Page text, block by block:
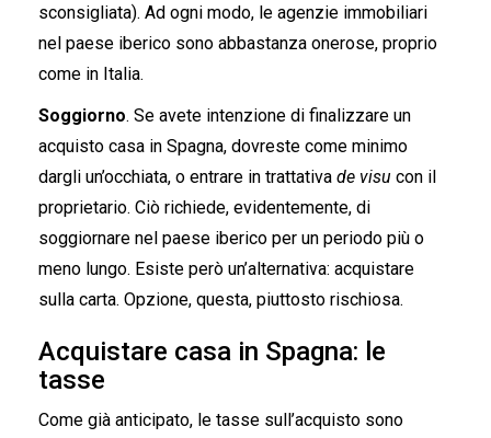
sconsigliata). Ad ogni modo, le agenzie immobiliari
nel paese iberico sono abbastanza onerose, proprio
come in Italia.
Soggiorno. Se avete intenzione di finalizzare un
acquisto casa in Spagna, dovreste come minimo
dargli un’occhiata, o entrare in trattativa de visu con il
proprietario. Ciò richiede, evidentemente, di
soggiornare nel paese iberico per un periodo più o
meno lungo. Esiste però un’alternativa: acquistare
sulla carta. Opzione, questa, piuttosto rischiosa.
Acquistare casa in Spagna: le
tasse
Come già anticipato, le tasse sull’acquisto sono